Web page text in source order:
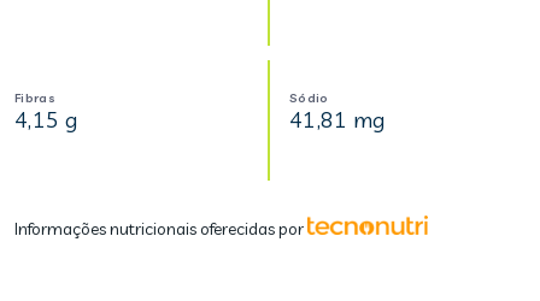
Fibras
4,15 g
Sódio
41,81 mg
Informações nutricionais oferecidas por